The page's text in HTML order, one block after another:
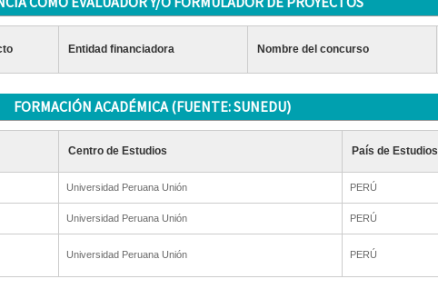
Entidad financiadora Nombre del concurso
FORMACIÓN ACADÉMICA (FUENTE: SUNEDU)
Centro de Estudios País de Estudios
Universidad Peruana Unión PERÚ
Universidad Peruana Unión PERÚ
Universidad Peruana Unión PERÚ